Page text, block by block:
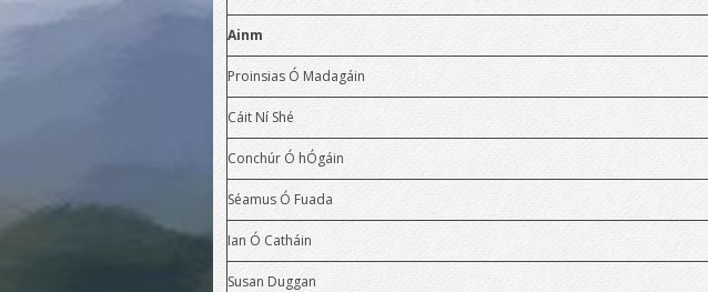
Polasaithe
Post Múinteoireachta
Tuairiscí Cigireachta
Tumoideachas
Uaireanta Scoile
Ainm
Proinsias Ó Madagáin
Cáit Ní Shé
Conchúr Ó hÓgáin
Séamus Ó Fuada
Ian Ó Catháin
Susan Duggan